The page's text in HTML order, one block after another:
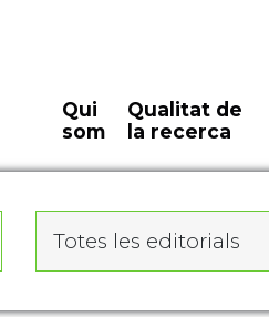
Qui
som
Qualitat de
la recerca
Totes les editorials